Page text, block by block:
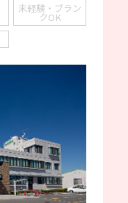
未経験・ブラン
クOK